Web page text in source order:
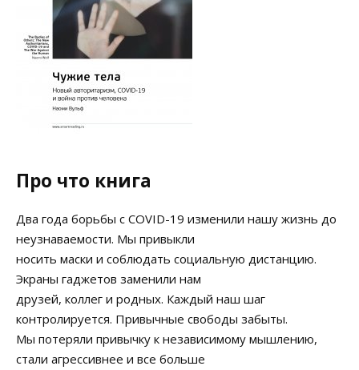
Про что книга
Два года борьбы с COVID-19 изменили нашу жизнь до
неузнаваемости. Мы привыкли
носить маски и соблюдать социальную дистанцию.
Экраны гаджетов заменили нам
друзей, коллег и родных. Каждый наш шаг
контролируется. Привычные свободы забыты.
Мы потеряли привычку к независимому мышлению,
стали агрессивнее и все больше